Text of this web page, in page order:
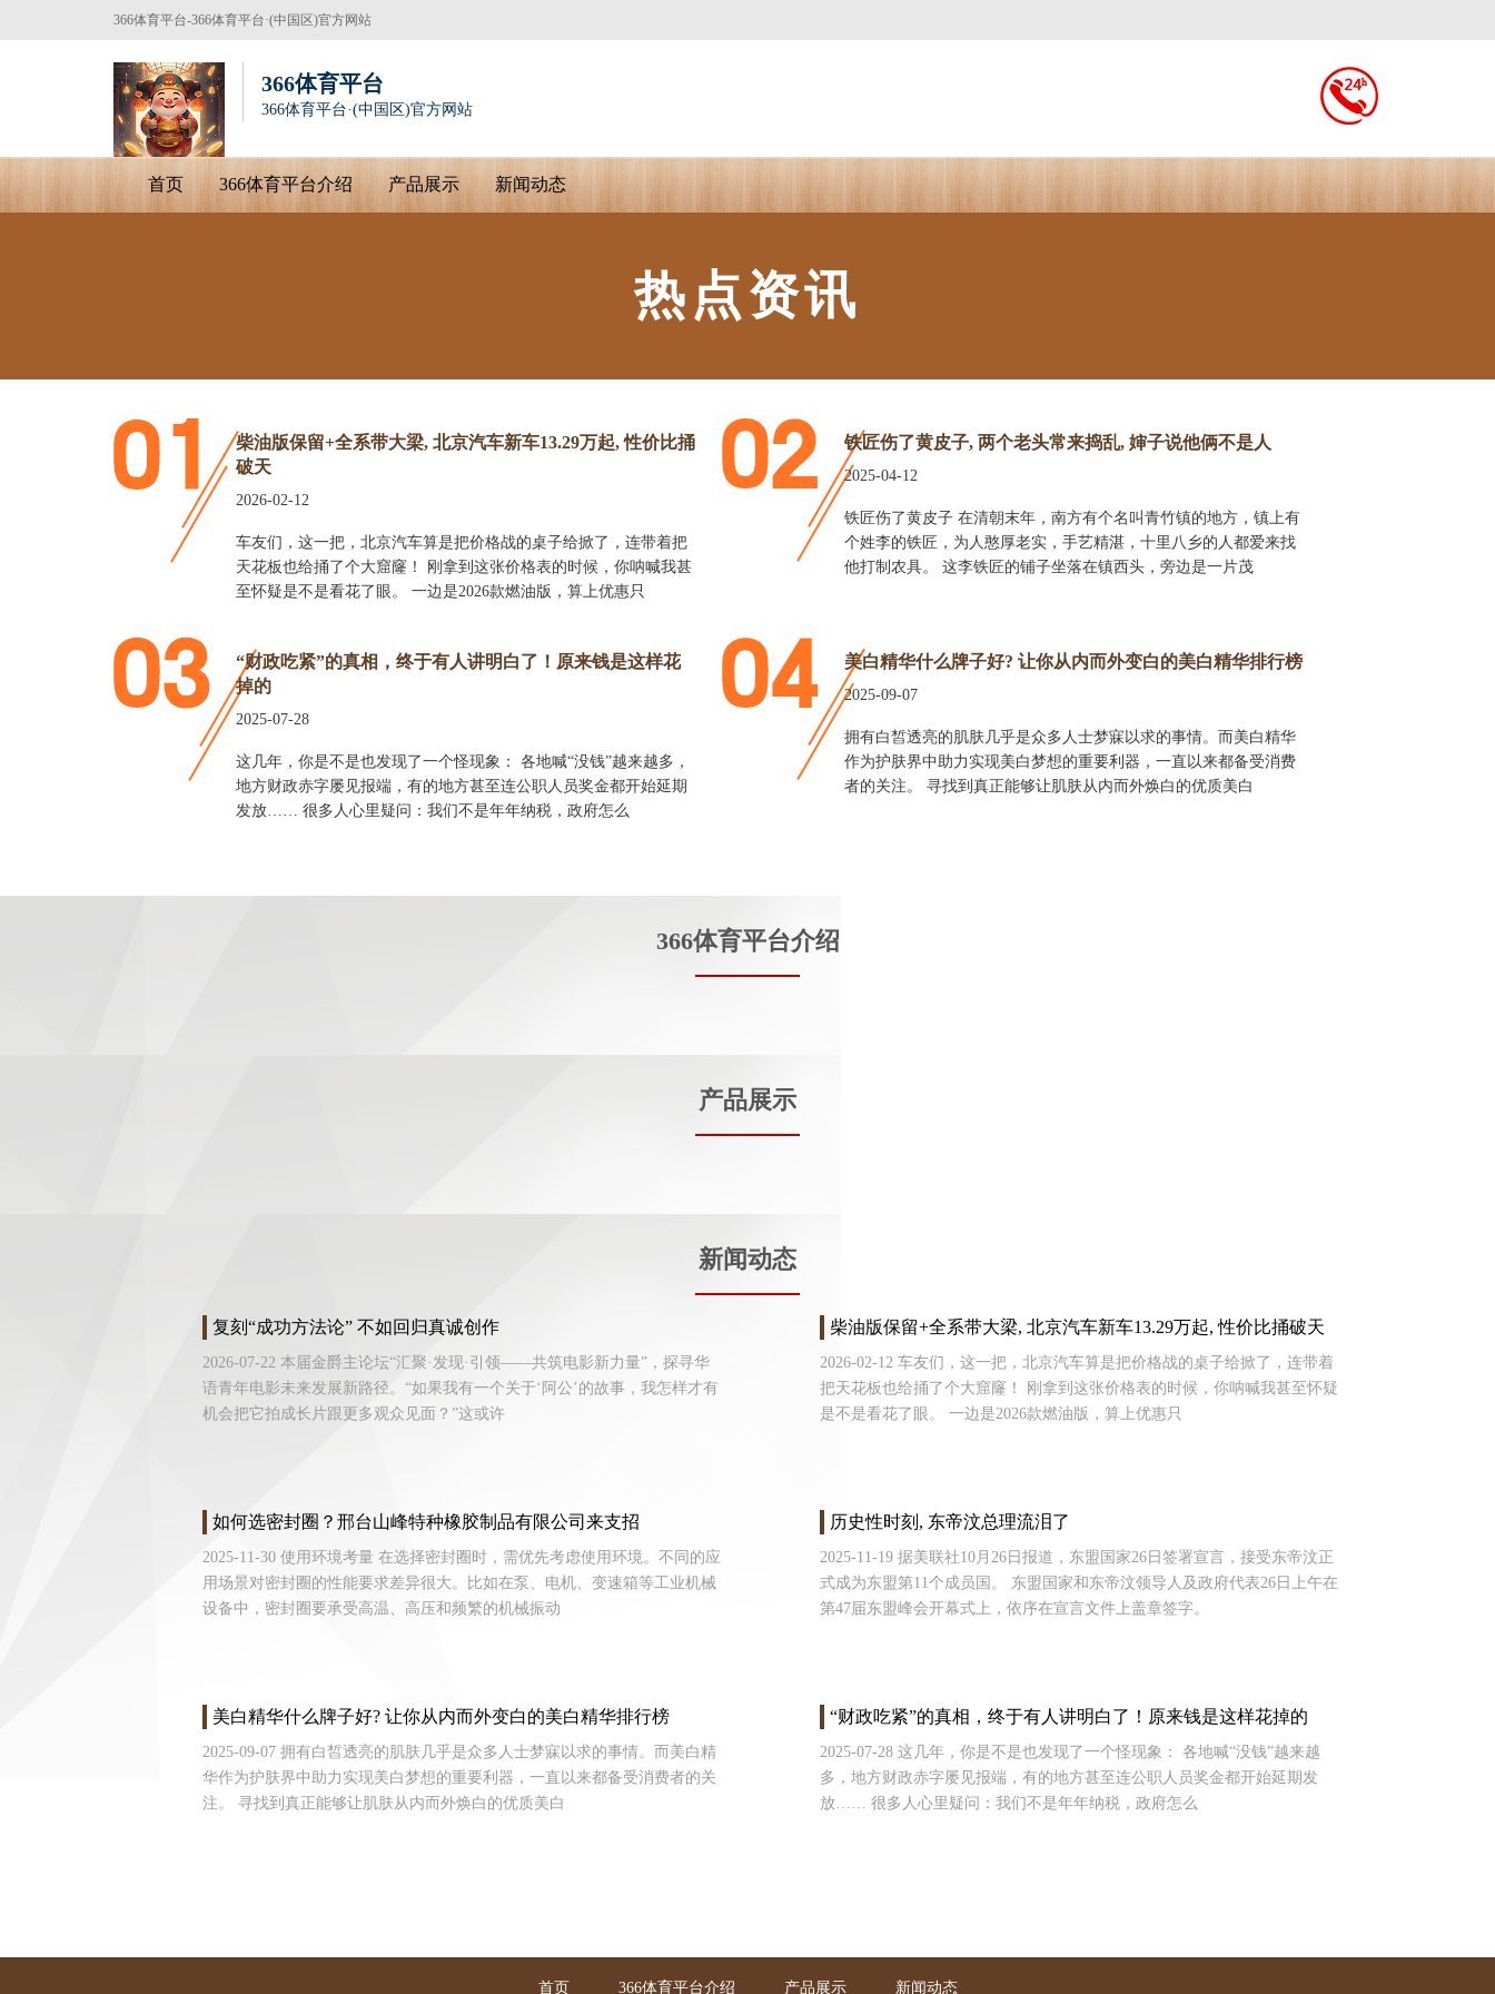
366体育平台-366体育平台·(中国区)官方网站
366体育平台
366体育平台·(中国区)官方网站
首页 366体育平台介绍 产品展示 新闻动态
热点资讯
柴油版保留+全系带大梁, 北京汽车新车13.29万起, 性价比捅
破天
2026-02-12
车友们，这一把，北京汽车算是把价格战的桌子给掀了，连带着把
天花板也给捅了个大窟窿！ 刚拿到这张价格表的时候，你呐喊我甚
至怀疑是不是看花了眼。 一边是2026款燃油版，算上优惠只
铁匠伤了黄皮子, 两个老头常来捣乱, 婶子说他俩不是人
2025-04-12
铁匠伤了黄皮子 在清朝末年，南方有个名叫青竹镇的地方，镇上有
个姓李的铁匠，为人憨厚老实，手艺精湛，十里八乡的人都爱来找
他打制农具。 这李铁匠的铺子坐落在镇西头，旁边是一片茂
“财政吃紧”的真相，终于有人讲明白了！原来钱是这样花
掉的
2025-07-28
这几年，你是不是也发现了一个怪现象： 各地喊“没钱”越来越多，
地方财政赤字屡见报端，有的地方甚至连公职人员奖金都开始延期
发放…… 很多人心里疑问：我们不是年年纳税，政府怎么
美白精华什么牌子好? 让你从内而外变白的美白精华排行榜
2025-09-07
拥有白皙透亮的肌肤几乎是众多人士梦寐以求的事情。而美白精华
作为护肤界中助力实现美白梦想的重要利器，一直以来都备受消费
者的关注。 寻找到真正能够让肌肤从内而外焕白的优质美白
366体育平台介绍
产品展示
新闻动态
复刻“成功方法论” 不如回归真诚创作
2026-07-22 本届金爵主论坛“汇聚·发现·引领——共筑电影新力量”，探寻华
语青年电影未来发展新路径。“如果我有一个关于‘阿公’的故事，我怎样才有
机会把它拍成长片跟更多观众见面？”这或许
柴油版保留+全系带大梁, 北京汽车新车13.29万起, 性价比捅破天
2026-02-12 车友们，这一把，北京汽车算是把价格战的桌子给掀了，连带着
把天花板也给捅了个大窟窿！ 刚拿到这张价格表的时候，你呐喊我甚至怀疑
是不是看花了眼。 一边是2026款燃油版，算上优惠只
如何选密封圈？邢台山峰特种橡胶制品有限公司来支招
2025-11-30 使用环境考量 在选择密封圈时，需优先考虑使用环境。不同的应
用场景对密封圈的性能要求差异很大。比如在泵、电机、变速箱等工业机械
设备中，密封圈要承受高温、高压和频繁的机械振动
历史性时刻, 东帝汶总理流泪了
2025-11-19 据美联社10月26日报道，东盟国家26日签署宣言，接受东帝汶正
式成为东盟第11个成员国。 东盟国家和东帝汶领导人及政府代表26日上午在
第47届东盟峰会开幕式上，依序在宣言文件上盖章签字。
美白精华什么牌子好? 让你从内而外变白的美白精华排行榜
2025-09-07 拥有白皙透亮的肌肤几乎是众多人士梦寐以求的事情。而美白精
华作为护肤界中助力实现美白梦想的重要利器，一直以来都备受消费者的关
注。 寻找到真正能够让肌肤从内而外焕白的优质美白
“财政吃紧”的真相，终于有人讲明白了！原来钱是这样花掉的
2025-07-28 这几年，你是不是也发现了一个怪现象： 各地喊“没钱”越来越
多，地方财政赤字屡见报端，有的地方甚至连公职人员奖金都开始延期发
放…… 很多人心里疑问：我们不是年年纳税，政府怎么
首页 366体育平台介绍 产品展示 新闻动态